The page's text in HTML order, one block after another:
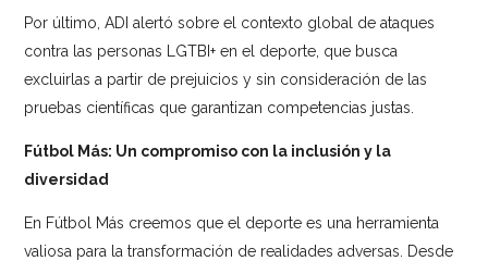
Por último, ADI alertó sobre el contexto global de ataques
contra las personas LGTBI+ en el deporte, que busca
excluirlas a partir de prejuicios y sin consideración de las
pruebas científicas que garantizan competencias justas.
Fútbol Más: Un compromiso con la inclusión y la
diversidad
En Fútbol Más creemos que el deporte es una herramienta
valiosa para la transformación de realidades adversas. Desde